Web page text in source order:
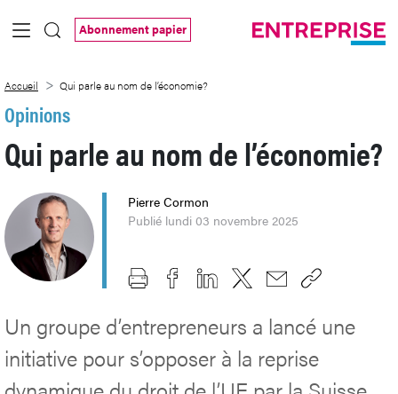
Saut au contenu principal
Abonnement papier
Accueil Qui parle au nom de l’économie?
Opinions
Qui parle au nom de l’économie?
Pierre Cormon
Publié lundi 03 novembre 2025
Un groupe d’entrepreneurs a lancé une
initiative pour s’opposer à la reprise